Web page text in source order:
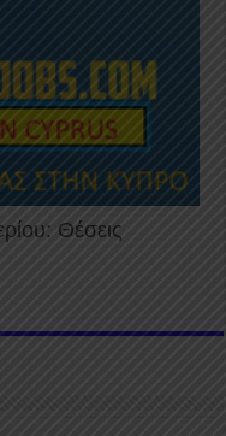
Θέσεις